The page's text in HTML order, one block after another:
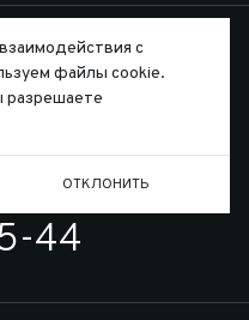
44
с
файлы cookie.
разрешаете
ОТКЛОНИТЬ